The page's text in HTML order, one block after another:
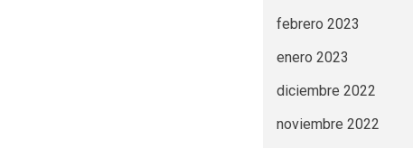
febrero 2023
enero 2023
diciembre 2022
noviembre 2022